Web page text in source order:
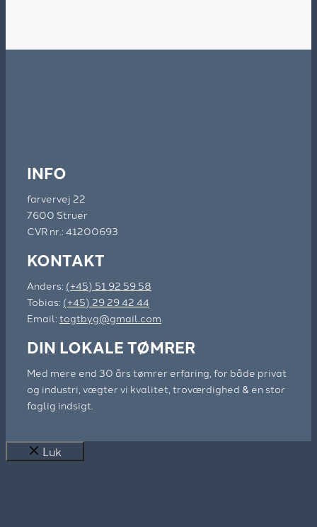
INFO
farvervej 22
7600 Struer
CVR nr.: 41200693
KONTAKT
Anders: (+45) 51 92 59 58
Tobias: (+45) 29 29 42 44
Email: togtbyg@gmail.com
DIN LOKALE TØMRER
Med mere end 30 års tømrer erfaring, for både privat
og industri, vægter vi kvalitet, troværdighed & en stor
faglig indsigt.
Luk